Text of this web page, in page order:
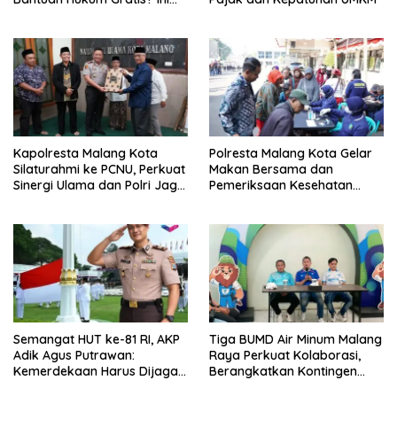
Kapolresta Malang Kota
Silaturahmi ke PCNU, Perkuat
Sinergi Ulama dan Polri Jaga
Polresta Malang Kota Gelar
Makan Bersama dan
Pemeriksaan Kesehatan
Semangat HUT ke-81 RI, AKP
Adik Agus Putrawan:
Kemerdekaan Harus Dijaga
Tiga BUMD Air Minum Malang
Raya Perkuat Kolaborasi,
Berangkatkan Kontingen